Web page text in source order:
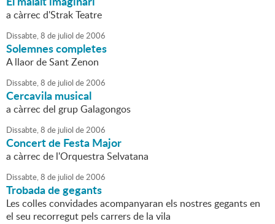
a càrrec d'Strak Teatre
Dissabte,8 de juliol de2006
Solemnes completes
A llaor de Sant Zenon
Dissabte,8 de juliol de2006
Cercavila musical
a càrrec del grup Galagongos
Dissabte,8 de juliol de2006
Concert de Festa Major
a càrrec de l'Orquestra Selvatana
Dissabte,8 de juliol de2006
Trobada de gegants
Les colles convidades acompanyaran els nostres gegants en
el seu recorregut pels carrers de la vila